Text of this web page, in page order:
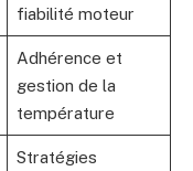
fiabilité moteur
Adhérence et
gestion de la
température
Stratégies